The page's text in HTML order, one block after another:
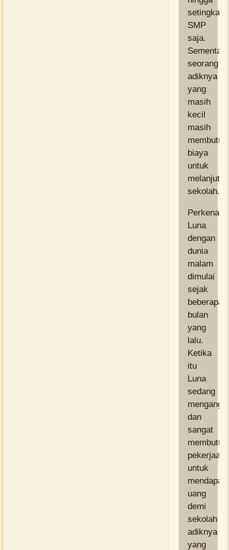
setingkat
SMP
saja.
Sementara
seorang
adiknya
yang
masih
kecil
masih
biaya
untuk
sekolah.
Luna
dengan
dunia
malam
dimulai
sejak
beberapa
bulan
yang
lalu.
Ketika
itu
Luna
sedang
dan
sangat
pekerjaan
untuk
uang
demi
sekolah
adiknya
yang